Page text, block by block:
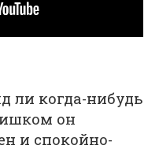
ли когда-нибудь
он
и спокойно-